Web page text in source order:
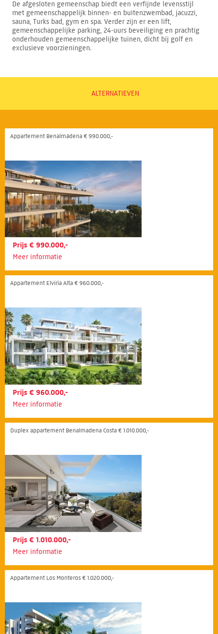
De afgesloten gemeenschap biedt een verfijnde levensstijl
met gemeenschappelijk binnen- en buitenzwembad, jacuzzi,
sauna, Turks bad, gym en spa. Verder zijn er een lift,
gemeenschappelijke parking, 24-uurs beveiliging en prachtig
onderhouden gemeenschappelijke tuinen, dicht bij golf en
exclusieve voorzieningen.
ALTERNATIEVEN
Appartement Benalmádena € 990.000,-
Prijs € 990.000,-
Meer informatie
Appartement Elviria Alta € 960.000,-
Prijs € 960.000,-
Meer informatie
Duplex appartement Benalmadena Costa € 1.010.000,-
Prijs € 1.010.000,-
Meer informatie
Appartement Los Monteros € 1.020.000,-